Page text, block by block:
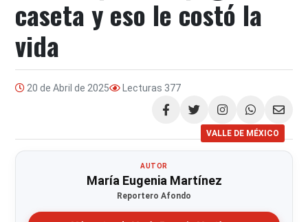
caseta y eso le costó la
vida
20 de Abril de 2025 Lecturas 377
Compartir
VALLE DE MÉXICO
AUTOR
María Eugenia Martínez
Reportero Afondo